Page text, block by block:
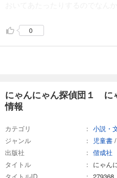
0
にゃんにゃん探偵団１ に
情報
カテゴリ
小説・
ジャンル
児童書 /
出版社
偕成社
タイトル
にゃん
タイトルID
279368